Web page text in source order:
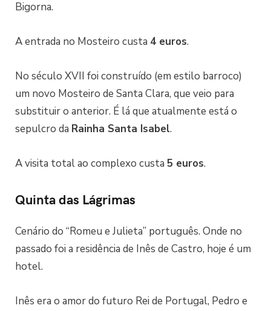
Bigorna.
A entrada no Mosteiro custa 4 euros.
No século XVII foi construído (em estilo barroco)
um novo Mosteiro de Santa Clara, que veio para
substituir o anterior. É lá que atualmente está o
sepulcro da Rainha Santa Isabel.
A visita total ao complexo custa 5 euros.
Quinta das Lágrimas
Cenário do “Romeu e Julieta” português. Onde no
passado foi a residência de Inês de Castro, hoje é um
hotel.
Inês era o amor do futuro Rei de Portugal, Pedro e